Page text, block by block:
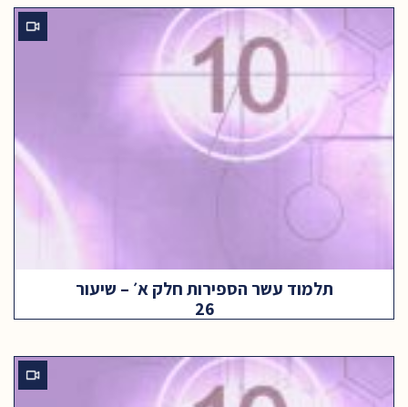
תלמוד עשר הספירות חלק א׳ – שיעור
26